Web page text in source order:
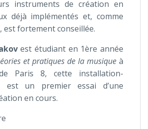
instruments de création en
déjà implémentés et, comme
est fortement conseillée.
est étudiant en 1ère année
et pratiques de la musique à
de Paris 8, cette installation-
est un premier essai d’une
en cours.